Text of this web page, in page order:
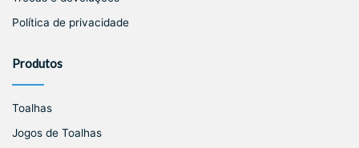
Política de privacidade
Produtos
Toalhas
Jogos de Toalhas